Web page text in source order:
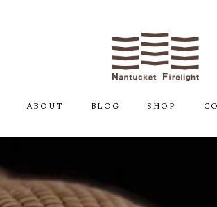
ABOUT BLOG SHOP